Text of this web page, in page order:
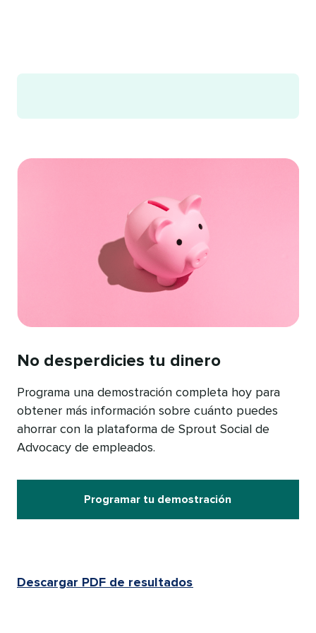
No desperdicies tu dinero​​
Programa una demostración completa hoy para
obtener más información sobre cuánto puedes
ahorrar con la plataforma de Sprout Social de
Advocacy de empleados.​​
Programar tu demostración​​
Descargar PDF de resultados​​